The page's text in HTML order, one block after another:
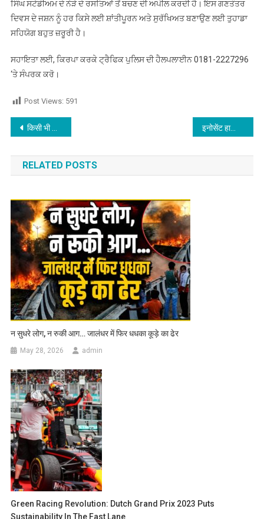
ਸਿੰਘ ਸਟੇਡੀਅਮ ਦੇ ਨੇੜੇ ਦੇ ਰਸਤਿਆਂ ਤੋਂ ਬਚਣ ਦੀ ਅਪੀਲ ਕਰਦੀ ਹੈ। ਇਸ ਗਣਤੰਤਰ
ਦਿਵਸ ਦੇ ਜਸ਼ਨ ਨੂੰ ਹਰ ਕਿਸੇ ਲਈ ਸ਼ਾਂਤੀਪੂਰਨ ਅਤੇ ਸੁਰੱਖਿਅਤ ਬਣਾਉਣ ਲਈ ਤੁਹਾਡਾ
ਸਹਿਯੋਗ ਬਹੁਤ ਜ਼ਰੂਰੀ ਹੈ।
ਸਹਾਇਤਾ ਲਈ, ਕਿਰਪਾ ਕਰਕੇ ਟ੍ਰੈਫਿਕ ਪੁਲਿਸ ਦੀ ਹੈਲਪਲਾਈਨ 0181-2227296
‘ਤੇ ਸੰਪਰਕ ਕਰੋ।
Post Views: 591
Post navigation
किसी भी मामले में भूलचूक करने से बचे,कोर्ट कचहरी के मामले में आई बाधाएं दूर होंगी,जाने आज का राशिफल,पढ़े इनोसेंट हार्ट्स में धूमधाम से मनाया गया गणतंत्र दिवस : विद्यालय के प्रांगण में गूँजे देशभक्ति के स्वर,पढ़े
RELATED POSTS
न सुधरे लोग, न रुकी आग… जालंधर में फिर धधका कूड़े का ढेर
May 28, 2026 admin
Green Racing Revolution: Dutch Grand Prix 2023 Puts
Sustainability In The Fast Lane